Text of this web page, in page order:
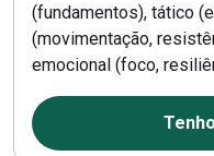
(fundamentos), tático
(movimentação,
emocional (foco,